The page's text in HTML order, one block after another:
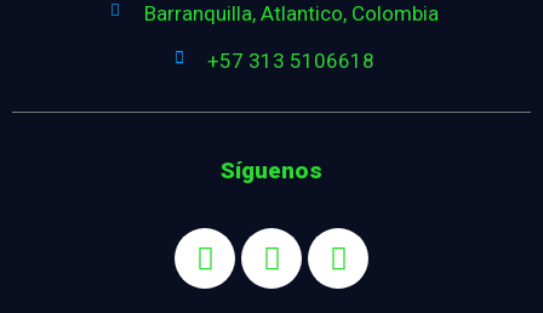
Barranquilla, Atlantico, Colombia
+57 313 5106618
Síguenos